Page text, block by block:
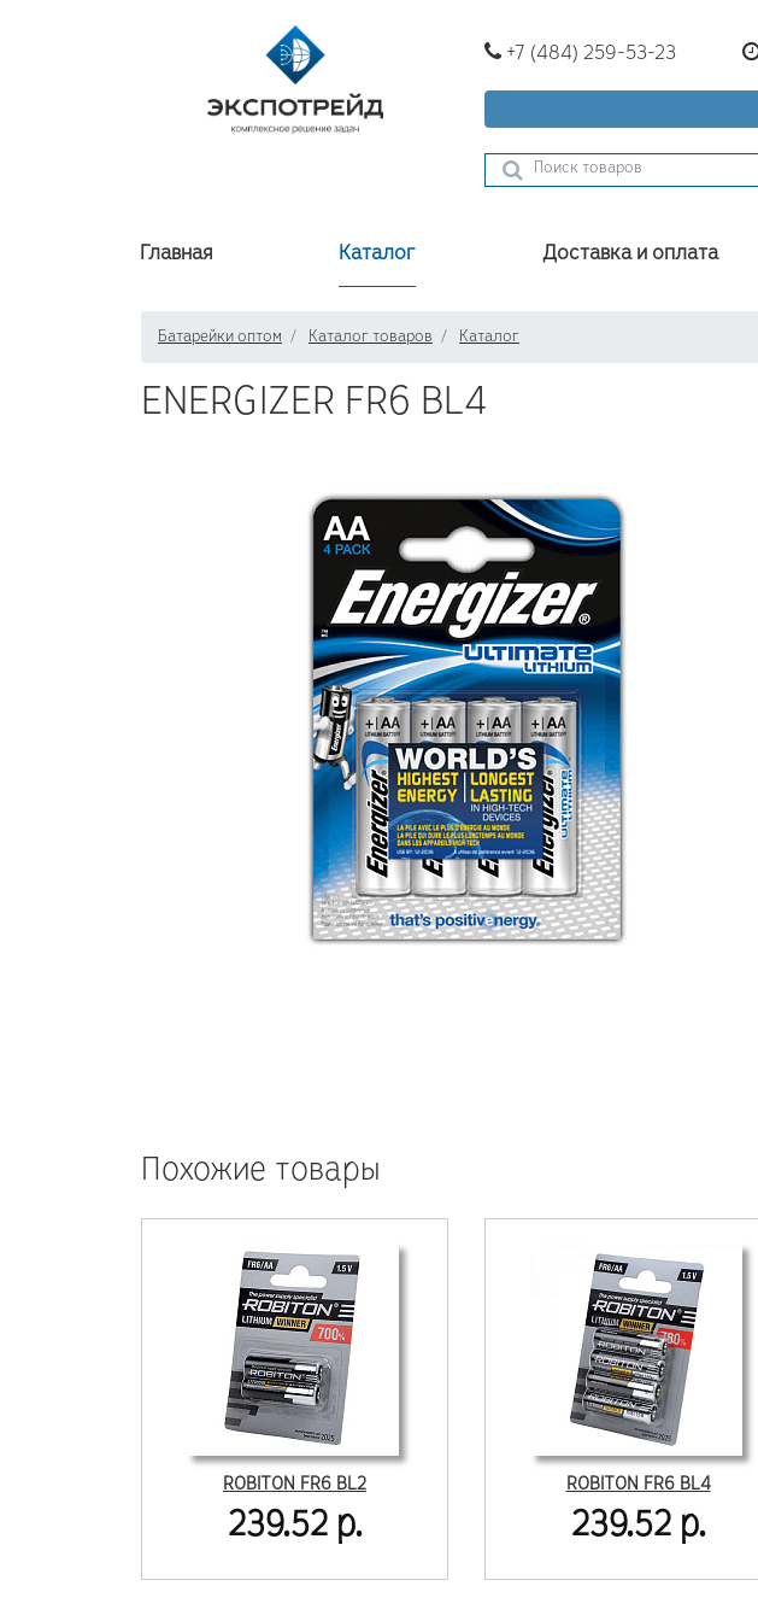
+7 (484) 259-53-23
Главная Каталог Доставка и оплата
Батарейки оптом Каталог товаров Каталог
ENERGIZER FR6 BL4
Похожие товары
ROBITON FR6 BL2
239.52 р.
ROBITON FR6 BL4
239.52 р.